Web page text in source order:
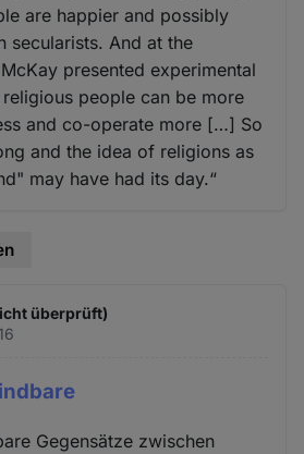
are happier and possibly
secularists. And at the
presented experimental
people can be more
and co-operate more […] So
and the idea of religions as
may have had its day.“
überprüft)
Gegensätze zwischen